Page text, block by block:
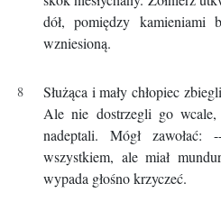
dół, pomiędzy
wzniesioną.
Służąca i mały chłopiec
Ale nie dostrzegli go
nadeptali. Mógł
wszystkiem, ale miał
wypada głośno krzyczeć.